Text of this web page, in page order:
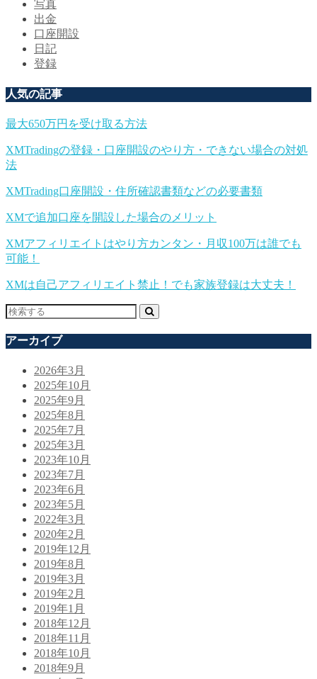
写真
出金
口座開設
日記
登録
人気の記事
最大650万円を受け取る方法
XMTradingの登録・口座開設のやり方・できない場合の対処
法
XMTrading口座開設・住所確認書類などの必要書類
XMで追加口座を開設した場合のメリット
XMアフィリエイトはやり方カンタン・月収100万は誰でも
可能！
XMは自己アフィリエイト禁止！でも家族登録は大丈夫！
アーカイブ
2026年3月
2025年10月
2025年9月
2025年8月
2025年7月
2025年3月
2023年10月
2023年7月
2023年6月
2023年5月
2022年3月
2020年2月
2019年12月
2019年8月
2019年3月
2019年2月
2019年1月
2018年12月
2018年11月
2018年10月
2018年9月